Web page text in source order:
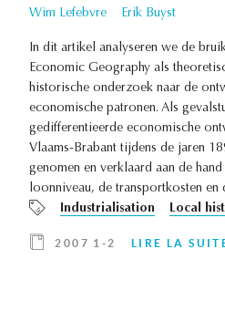
Wim Lefebvre Erik Buyst
In dit artikel analyseren we de
Economic Geography als
historische onderzoek naar de
economische patronen. Als
gedifferentieerde economische
Vlaams-Brabant tijdens de jaren
genomen en verklaard aan de
loonniveau, de transportkosten en
Industrialisation
Local
2007 1-2 LIRE LA